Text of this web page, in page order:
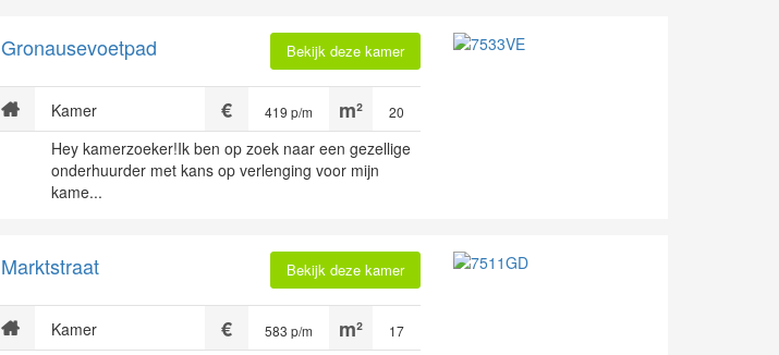
Gronausevoetpad Bekijk deze kamer
Kamer 20
419 p/m
Hey kamerzoeker!Ik ben op zoek naar een gezellige
onderhuurder met kans op verlenging voor mijn
kame...
Marktstraat Bekijk deze kamer
Kamer 17
583 p/m